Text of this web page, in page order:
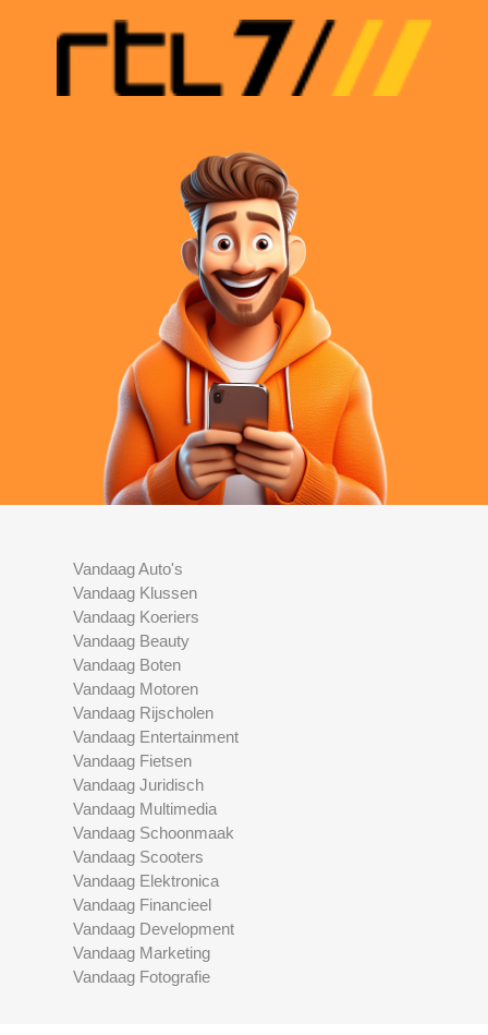
Vandaag Auto's
Vandaag Klussen
Vandaag Koeriers
Vandaag Beauty
Vandaag Boten
Vandaag Motoren
Vandaag Rijscholen
Vandaag Entertainment
Vandaag Fietsen
Vandaag Juridisch
Vandaag Multimedia
Vandaag Schoonmaak
Vandaag Scooters
Vandaag Elektronica
Vandaag Financieel
Vandaag Development
Vandaag Marketing
Vandaag Fotografie